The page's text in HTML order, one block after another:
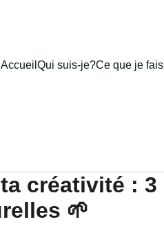
Accueil Qui suis-je?Ce que je fais